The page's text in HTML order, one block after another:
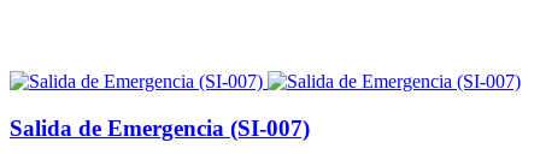
Salida de Emergencia (SI-007)